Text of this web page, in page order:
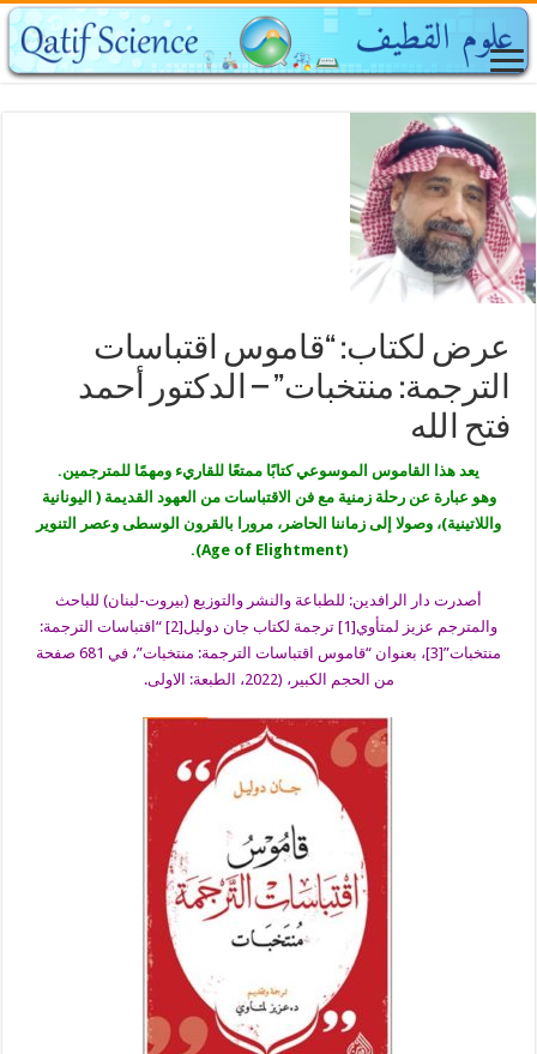
عرض لكتاب: “قاموس اقتباسات
الترجمة: منتخبات” – الدكتور أحمد
فتح الله
يعد هذا القاموس الموسوعي كتابًا ممتعًا للقاريء ومهمًا للمترجمين.
وهو عبارة عن رحلة زمنية مع فن الاقتباسات من العهود القديمة ( اليونانية
واللاتينية)، وصولا إلى زماننا الحاضر، مرورا بالقرون الوسطى وعصر التنوير
(Age of Elightment).
أصدرت دار الرافدين: للطباعة والنشر والتوزيع (بيروت-لبنان) للباحث
والمترجم عزيز لمتأوي[1] ترجمة لكتاب جان دوليل[2] “اقتباسات الترجمة:
منتخبات”[3]، بعنوان “قاموس اقتباسات الترجمة: منتخبات”، في 681 صفحة
من الحجم الكبير، (2022، الطبعة: الاولى.